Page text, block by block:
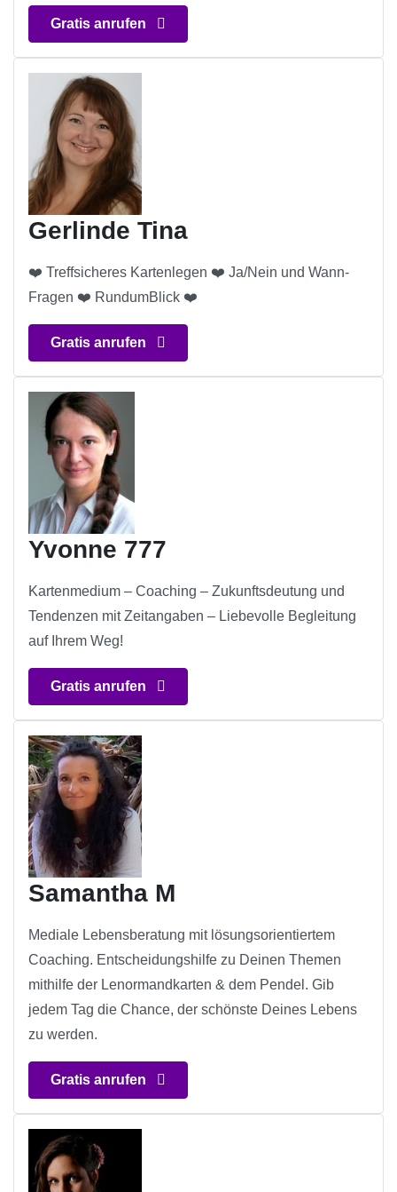
Gratis anrufen
Gerlinde Tina
❤️ Treffsicheres Kartenlegen ❤️ Ja/Nein und Wann-
Fragen ❤️ RundumBlick ❤️
Gratis anrufen
Yvonne 777
Kartenmedium – Coaching – Zukunftsdeutung und
Tendenzen mit Zeitangaben – Liebevolle Begleitung
auf Ihrem Weg!
Gratis anrufen
Samantha M
Mediale Lebensberatung mit lösungsorientiertem
Coaching. Entscheidungshilfe zu Deinen Themen
mithilfe der Lenormandkarten & dem Pendel. Gib
jedem Tag die Chance, der schönste Deines Lebens
zu werden.
Gratis anrufen